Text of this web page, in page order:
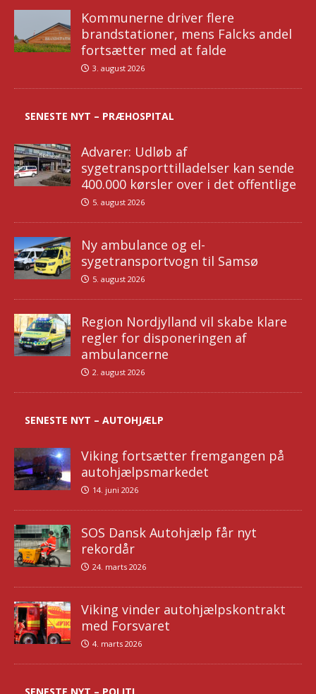
Kommunerne driver flere
brandstationer, mens Falcks andel
fortsætter med at falde
3. august 2026
SENESTE NYT – PRÆHOSPITAL
Advarer: Udløb af
sygetransporttilladelser kan sende
400.000 kørsler over i det offentlige
5. august 2026
Ny ambulance og el-
sygetransportvogn til Samsø
5. august 2026
Region Nordjylland vil skabe klare
regler for disponeringen af
ambulancerne
2. august 2026
SENESTE NYT – AUTOHJÆLP
Viking fortsætter fremgangen på
autohjælpsmarkedet
14. juni 2026
SOS Dansk Autohjælp får nyt
rekordår
24. marts 2026
Viking vinder autohjælpskontrakt
med Forsvaret
4. marts 2026